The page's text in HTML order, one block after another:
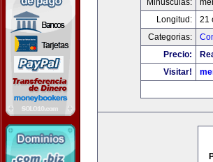
Minusculas:
Longitud:
21
Categorias:
Precio:
Visitar!